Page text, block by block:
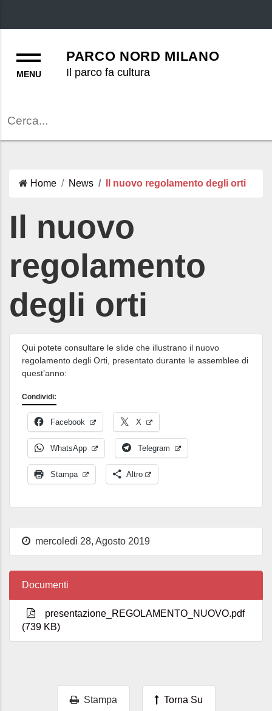
PARCO NORD MILANO
Il parco fa cultura
Home News Il nuovo regolamento degli orti
Il nuovo
regolamento
degli orti
Qui potete consultare le slide che illustrano il nuovo
regolamento degli Orti, presentato durante le assemblee di
quest’anno:
Condividi:
Facebook X
WhatsApp Telegram
Stampa Altro
mercoledì 28, Agosto 2019
Documenti
presentazione_REGOLAMENTO_NUOVO.pdf
(739 KB)
Stampa Torna Su